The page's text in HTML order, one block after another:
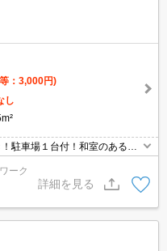
：3,000円)
し
駐車場１台付！和室のある間
ーク
詳細を見る